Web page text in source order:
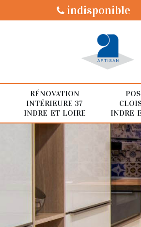
indisponible
RÉNOVATION
INTÉRIEURE 37
INDRE-ET-LOIRE
INDRE-